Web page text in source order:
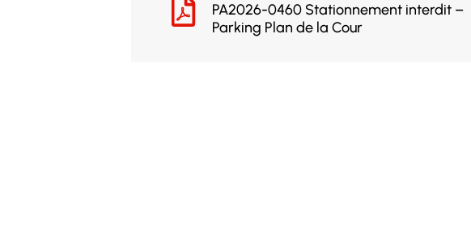
PA2026-0460 Stationnement interdit –
Parking Plan de la Cour